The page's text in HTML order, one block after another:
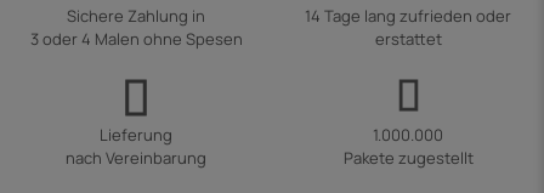
Sichere Zahlung in
3 oder 4 Malen ohne Spesen
14 Tage lang zufrieden oder
erstattet
Lieferung
nach Vereinbarung
1.000.000
Pakete zugestellt